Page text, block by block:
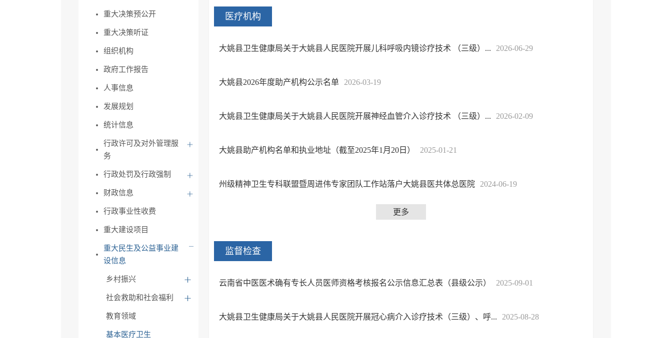
重大决策预公开
重大决策听证
组织机构
政府工作报告
人事信息
发展规划
统计信息
行政许可及对外管理服
务
行政处罚及行政强制
财政信息
行政事业性收费
重大建设项目
重大民生及公益事业建
设信息
乡村振兴
社会救助和社会福利
教育领域
基本医疗卫生
医疗机构
大姚县卫生健康局关于大姚县人民医院开展儿科呼吸内镜诊疗技术 （三级）... 2026-06-29
大姚县2026年度助产机构公示名单 2026-03-19
大姚县卫生健康局关于大姚县人民医院开展神经血管介入诊疗技术 （三级）... 2026-02-09
大姚县助产机构名单和执业地址（截至2025年1月20日） 2025-01-21
州级精神卫生专科联盟暨周进伟专家团队工作站落户大姚县医共体总医院 2024-06-19
更多
监督检查
云南省中医医术确有专长人员医师资格考核报名公示信息汇总表（县级公示） 2025-09-01
大姚县卫生健康局关于大姚县人民医院开展冠心病介入诊疗技术（三级）、呼... 2025-08-28